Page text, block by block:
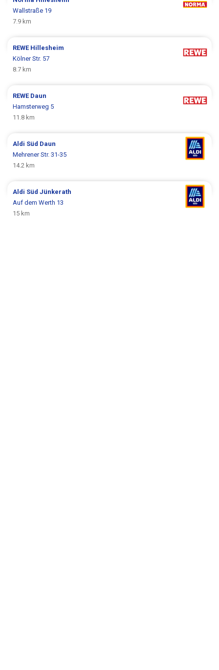
Wallstraße 19
7.9 km
REWE Hillesheim
Kölner Str. 57
8.7 km
REWE Daun
Hamsterweg 5
11.8 km
Aldi Süd Daun
Mehrener Str. 31-35
14.2 km
Aldi SüdJünkerath
Auf dem Werth 13
15 km